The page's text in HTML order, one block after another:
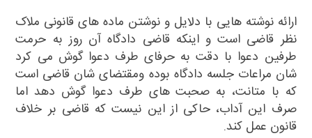
ارائه نوشته هایی با دلایل و نوشتن ماده های قانونی ملاک
نظر قاضی است و اینکه قاضی دادگاه آن روز به حرمت
طرفین دعوا با دقت به حرفای طرف دعوا گوش می کرد
شان مراعات جلسه دادگاه بوده ومقتضای شان قاضی است
که با متانت، به صحبت های طرف دعوا گوش دهد اما
صرف این آداب، حاکی از این نیست که قاضی بر خلاف
قانون عمل کند.